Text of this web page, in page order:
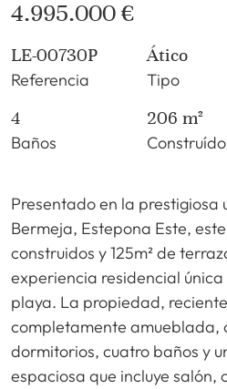
4.995.000 €
LE-00730P
Referencia
Ático
Tipo
4
Baños
206 m²
Construído
Presentado en la prestigiosa
Bermeja, Estepona Este,
construidos y 125m² de
experiencia residencial
playa. La propiedad,
completamente amueblada,
dormitorios, cuatro baños y
espaciosa que incluye salón,